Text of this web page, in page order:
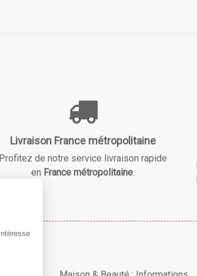
Livraison France métropolitaine
Profitez de notre service livraison rapide
en France métropolitaine.